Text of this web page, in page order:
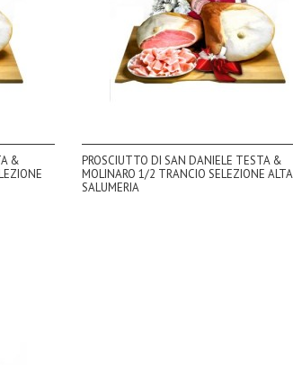
&
PROSCIUTTO DI SAN DANIELE TESTA &
MOLINARO 1/2 TRANCIO SELEZIONE ALTA
SALUMERIA